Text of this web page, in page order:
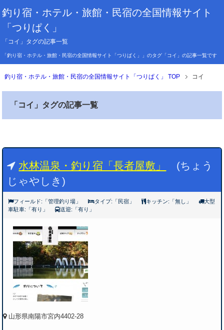
釣り宿・ホテル・旅館・民宿の全国情報サイト
「つりぱく」
「コイ」タグの記事一覧
「釣り宿・ホテル・旅館・民宿の全国情報サイト「つりぱく」」のタグ「コイ」の記事一覧です
釣り宿・ホテル・旅館・民宿の全国情報サイト「つりぱく」 TOP コイ
「コイ」タグの記事一覧
水林温泉・釣り宿「長者屋敷」
(ちょう
じゃやしき)
フィールド:「管理釣り場」 タイプ:「民宿」 キッチン:「無し」
大型
車駐車:「有り」
送迎:「有り」
山形県南陽市宮内4402-28